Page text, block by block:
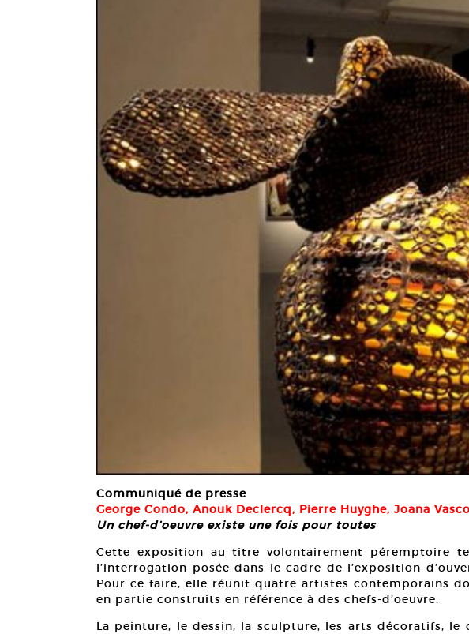
Communiqué de presse
George Condo, Anouk Declercq, Pierre Huyghe, Joana
Un chef-d’oeuvre existe une fois pour toutes
Cette exposition au titre volontairement péremptoire
l’interrogation posée dans le cadre de l’exposition
Pour ce faire, elle réunit quatre artistes contemporains
en partie construits en référence à des chefs-d’oeuvre.
La peinture, le dessin, la sculpture, les arts décoratifs, le